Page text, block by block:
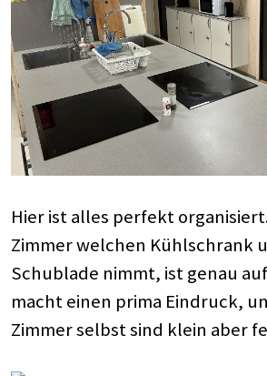
Hier ist alles perfekt
Zimmer welchen Kühlschrank
Schublade nimmt, ist genau
macht einen prima Eindruck,
Zimmer selbst sind klein aber